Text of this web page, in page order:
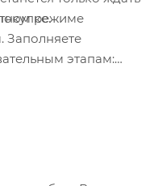
режиме
Заполняете
этапам: